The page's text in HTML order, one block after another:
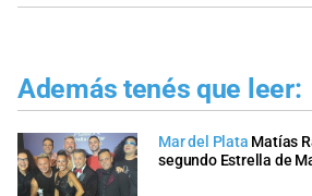
Además tenés que leer:
Mar del Plata Matías
segundo Estrella de